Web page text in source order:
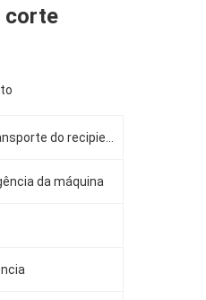
corte
da máquina